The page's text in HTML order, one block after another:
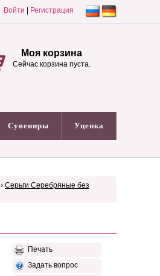
Войти Регистрация
Моя корзина
Сейчас корзина пуста.
Сувениры Уценка
› Серьги Серебряные без
Печать
Задать вопрос